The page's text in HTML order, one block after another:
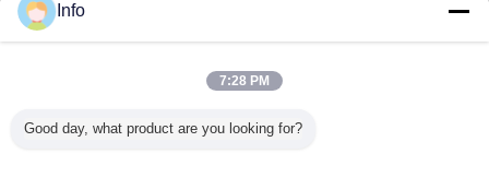
더 많은 것
Info
7:28 PM
Good day, what product are you looking for?